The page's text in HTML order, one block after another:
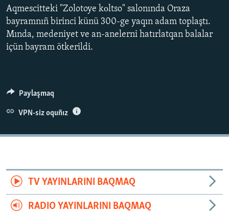
Українською
QOŞULIÑIZ!
RFE/RS bütün saytları
Aqmescitteki "Zolotoye kоltso" salonında Oraza
bayramnıñ birinci künü 300-ge yaqın adam toplaştı.
Mında, medeniyet ve an-anelerni hatırlatqan balalar
içün bayram ötkerildi.
Paylaşmaq
VPN-siz oquñız
TV YAYINLARINI BAQMAQ
RADIO YAYINLARINI BAQMAQ